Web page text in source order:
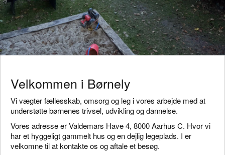
Velkommen i Børnely
Vi vægter fællesskab, omsorg og leg i vores arbejde med at
understøtte børnenes trivsel, udvikling og dannelse.
Vores adresse er Valdemars Have 4, 8000 Aarhus C. Hvor vi
har et hyggeligt gammelt hus og en dejlig legeplads. I er
velkomne til at kontakte os og aftale et besøg.